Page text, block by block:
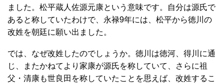
ました。松平蔵人佐源元康という意味です。自分は源氏で
あると称していたわけで、永禄9年には、松平から徳川の
改姓を朝廷に願い出ました。
では、なぜ改姓したのでしょうか。徳川は徳河、得川に通
じ、またかねてより家康が源氏を称していて、さらに祖
父・清康も世良田を称していたことを思えば、改姓するこ